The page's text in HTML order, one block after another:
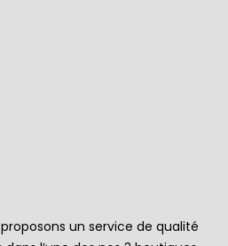
un service de qualité